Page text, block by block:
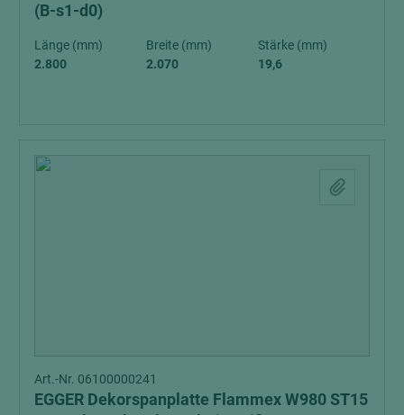
(B-s1-d0)
Länge (mm)
2.800
Breite (mm)
2.070
Stärke (mm)
19,6
Art.-Nr. 06100000241
EGGER Dekorspanplatte Flammex W980 ST15